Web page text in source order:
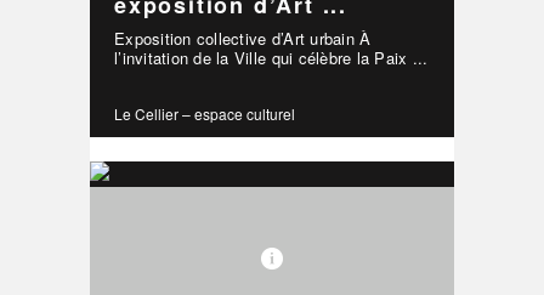
Exposition collective d’Art urbain À
l’invitation de la Ville qui célèbre la Paix ...
Le Cellier – espace culturel